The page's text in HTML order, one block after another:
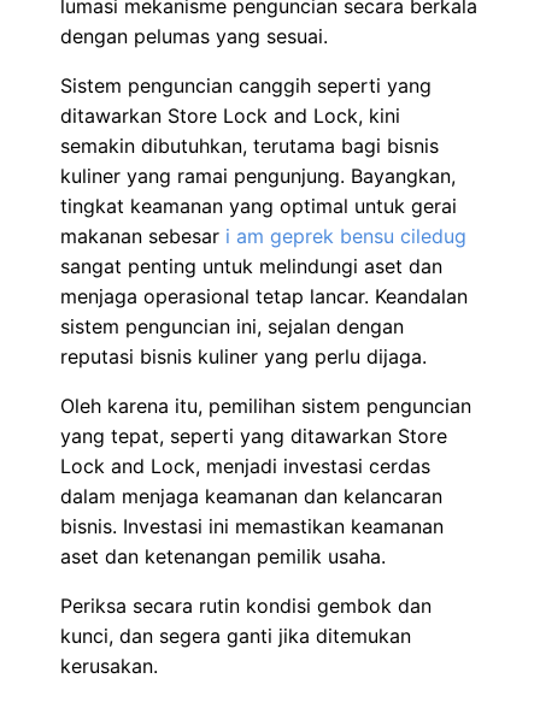
lumasi mekanisme penguncian secara berkala
dengan pelumas yang sesuai.
Sistem penguncian canggih seperti yang
ditawarkan Store Lock and Lock, kini
semakin dibutuhkan, terutama bagi bisnis
kuliner yang ramai pengunjung. Bayangkan,
tingkat keamanan yang optimal untuk gerai
makanan sebesar i am geprek bensu ciledug
sangat penting untuk melindungi aset dan
menjaga operasional tetap lancar. Keandalan
sistem penguncian ini, sejalan dengan
reputasi bisnis kuliner yang perlu dijaga.
Oleh karena itu, pemilihan sistem penguncian
yang tepat, seperti yang ditawarkan Store
Lock and Lock, menjadi investasi cerdas
dalam menjaga keamanan dan kelancaran
bisnis. Investasi ini memastikan keamanan
aset dan ketenangan pemilik usaha.
Periksa secara rutin kondisi gembok dan
kunci, dan segera ganti jika ditemukan
kerusakan.